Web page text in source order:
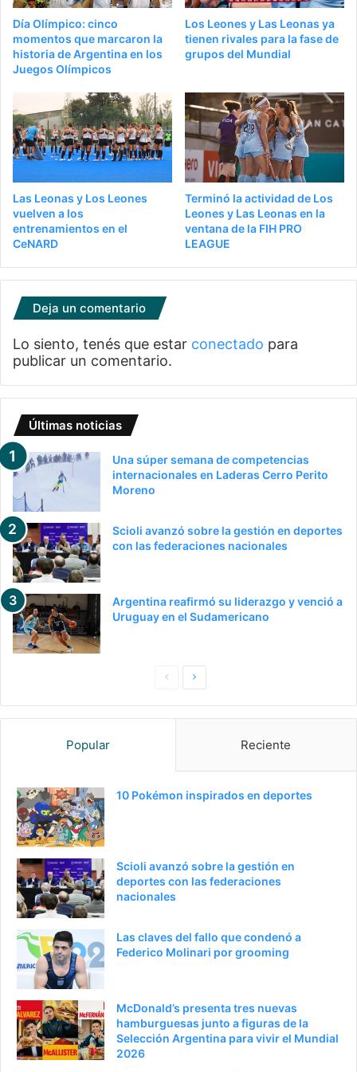
Día Olímpico: cinco
momentos que marcaron la
historia de Argentina en los
Juegos Olímpicos
Los Leones y Las Leonas ya
tienen rivales para la fase de
grupos del Mundial
Las Leonas y Los Leones
vuelven a los
entrenamientos en el
CeNARD
Terminó la actividad de Los
Leones y Las Leonas en la
ventana de la FIH PRO
LEAGUE
Deja un comentario
Lo siento, tenés que estar conectado para
publicar un comentario.
Últimas noticias
Una súper semana de competencias
internacionales en Laderas Cerro Perito
Moreno
Scioli avanzó sobre la gestión en deportes
con las federaciones nacionales
Argentina reafirmó su liderazgo y venció a
Uruguay en el Sudamericano
PaginaSiguiente
Popular Reciente
10 Pokémon inspirados en deportes
Scioli avanzó sobre la gestión en
deportes con las federaciones
nacionales
Las claves del fallo que condenó a
Federico Molinari por grooming
McDonald’s presenta tres nuevas
hamburguesas junto a figuras de la
Selección Argentina para vivir el Mundial
2026